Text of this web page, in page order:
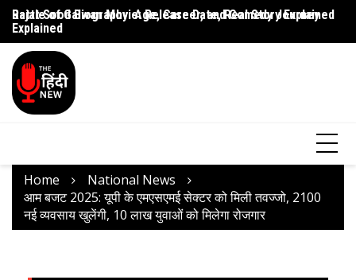
Rajat Sood Biography: Age, Career, and Comedy Journey
Explained
Battle of Galwan Movie: Release Date, Real Story Explained
Home
National News
आम बजट 2025: यूपी के एमएसएमई सेक्टर को मिली तवज्जो, 2100
नई व्यवसाय खुलेंगी, 10 लाख युवाओं को मिलेगा रोजगार